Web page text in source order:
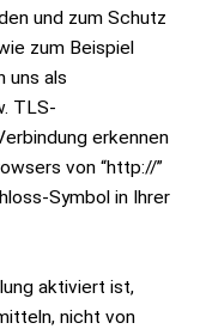
und zum Schutz
zum Beispiel
uns als
TLS-
erkennen
von “http://”
Symbol in Ihrer
aktiviert ist,
nicht von